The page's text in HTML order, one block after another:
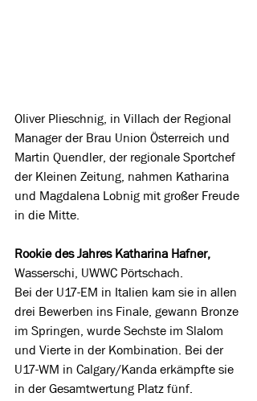
Oliver Plieschnig, in Villach der Regional
Manager der Brau Union Österreich und
Martin Quendler, der regionale Sportchef
der Kleinen Zeitung, nahmen Katharina
und Magdalena Lobnig mit großer Freude
in die Mitte.
Rookie des Jahres Katharina Hafner,
Wasserschi, UWWC Pörtschach.
Bei der U17-EM in Italien kam sie in allen
drei Bewerben ins Finale, gewann Bronze
im Springen, wurde Sechste im Slalom
und Vierte in der Kombination. Bei der
U17-WM in Calgary/Kanda erkämpfte sie
in der Gesamtwertung Platz fünf.